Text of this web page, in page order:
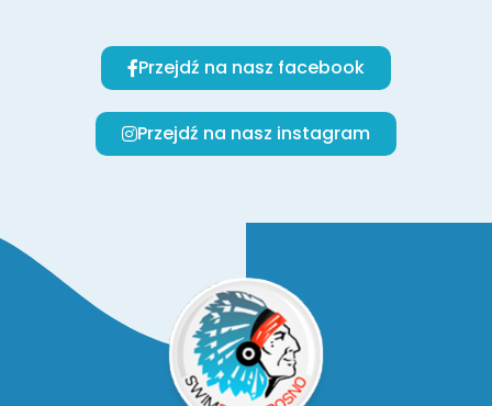
Przejdź na nasz facebook
Przejdź na nasz instagram